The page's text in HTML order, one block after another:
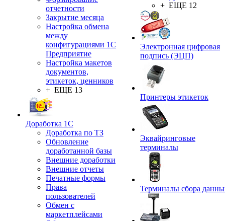
отчетности
Закрытие месяца
Настройка обмена
между
конфигурациями 1С
Предприятие
Настройка макетов
документов,
этикеток, ценников
+ ЕЩЕ 13
Доработка 1С
Доработка по ТЗ
Обновление
доработанной базы
Внешние доработки
Внешние отчеты
Печатные формы
Права
пользователей
Обмен с
маркетплейсами
+ ЕЩЕ 12
Электронная цифровая
подпись (ЭЦП)
Принтеры этикеток
Эквайринговые
терминалы
Терминалы сбора